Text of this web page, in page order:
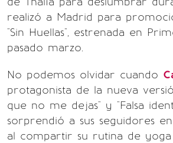
realizó a Madrid para
"Sin Huellas", estrenada en
pasado marzo.
No podemos olvidar cuando
protagonista de la nueva
que no me dejas" y "Falsa
sorprendió a sus seguidores
al compartir su rutina de